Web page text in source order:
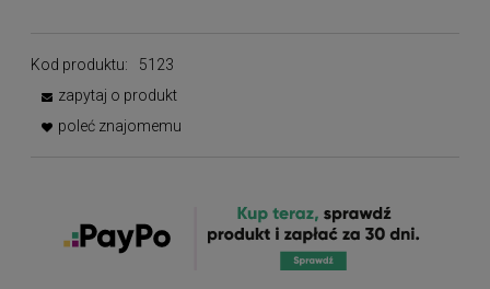
Kod produktu:
5123
zapytaj o produkt
poleć znajomemu